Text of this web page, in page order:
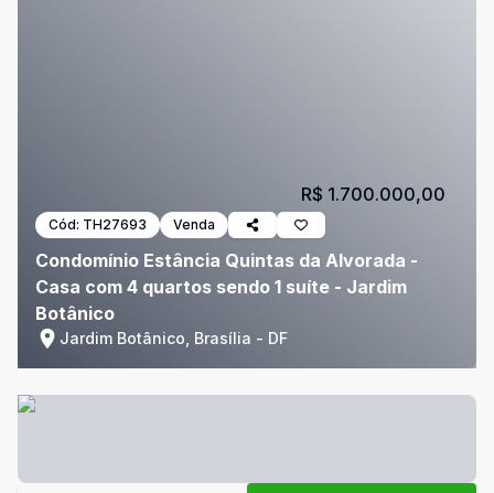
Cód: TH27693 Venda
Condomínio Estância Quintas da Alvorada -
Casa com 4 quartos sendo 1 suíte - Jardim
Botânico
Jardim Botânico, Brasília - DF
R$ 1.700.000,00